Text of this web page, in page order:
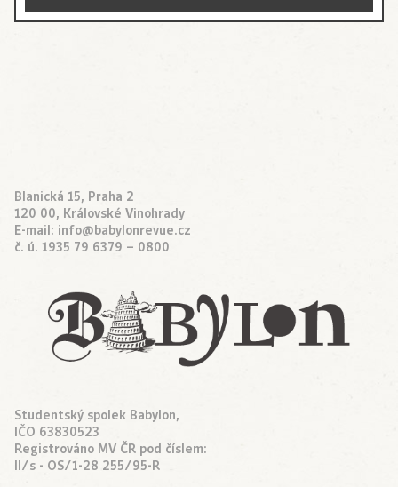
Blanická 15, Praha 2
120 00, Královské Vinohrady
E-mail: info@babylonrevue.cz
č. ú. 1935 79 6379 – 0800
Studentský spolek Babylon,
IČO 63830523
Registrováno MV ČR pod číslem:
II/s - OS/1-28 255/95-R